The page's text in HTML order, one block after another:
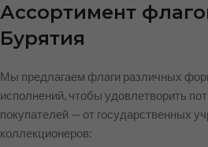
Ассортимент
Бурятия
Мы предлагаем флаги различных
исполнений, чтобы удовлетворить
покупателей — от государственных
коллекционеров: